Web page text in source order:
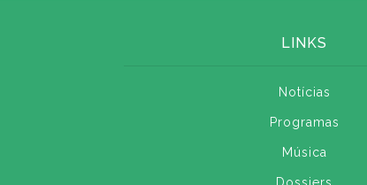
LINKS
Notícias
Programas
Música
Dossiers